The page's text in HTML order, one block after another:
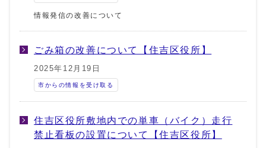
情報発信の改善について
ごみ箱の改善について【住吉区役所】
2025年12月19日
市からの情報を受け取る
住吉区役所敷地内での単車（バイク）走行
禁止看板の設置について【住吉区役所】